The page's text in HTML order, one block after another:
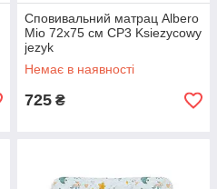
Сповивальний матрац Albero
Mio 72х75 см CP3 Ksiezycowy
jezyk
Немає в наявності
725 ₴